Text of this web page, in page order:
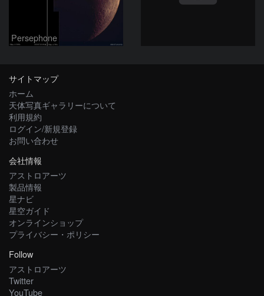
Persephone
サイトマップ
ホーム
天体写真ギャラリーについて
利用規約
ログイン/新規登録
お問い合わせ
会社情報
アストロアーツ
製品情報
星ナビ
星空ガイド
オンラインショップ
プライバシー・ポリシー
Follow
アストロアーツ
Twitter
YouTube